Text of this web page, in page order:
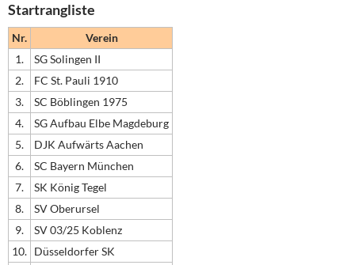
Startrangliste
Nr.
Verein
1.
SG Solingen II
2.
FC St. Pauli 1910
3.
SC Böblingen 1975
4.
SG Aufbau Elbe Magdeburg
5.
DJK Aufwärts Aachen
6.
SC Bayern München
7.
SK König Tegel
8.
SV Oberursel
9.
SV 03/25 Koblenz
10. Düsseldorfer SK